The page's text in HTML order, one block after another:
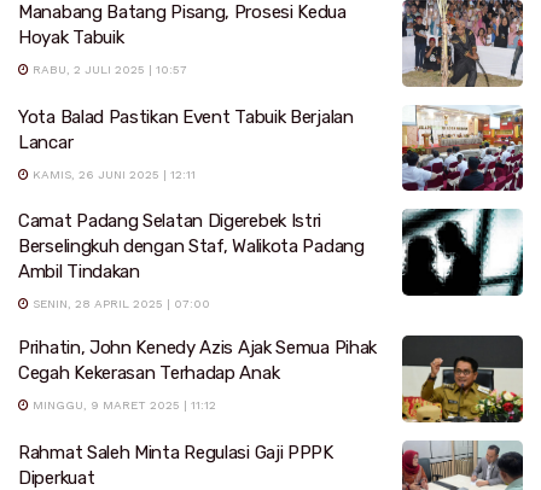
Manabang Batang Pisang, Prosesi Kedua
Hoyak Tabuik
RABU, 2 JULI 2025 | 10:57
Yota Balad Pastikan Event Tabuik Berjalan
Lancar
KAMIS, 26 JUNI 2025 | 12:11
Camat Padang Selatan Digerebek Istri
Berselingkuh dengan Staf, Walikota Padang
Ambil Tindakan
SENIN, 28 APRIL 2025 | 07:00
Prihatin, John Kenedy Azis Ajak Semua Pihak
Cegah Kekerasan Terhadap Anak
MINGGU, 9 MARET 2025 | 11:12
Rahmat Saleh Minta Regulasi Gaji PPPK
Diperkuat